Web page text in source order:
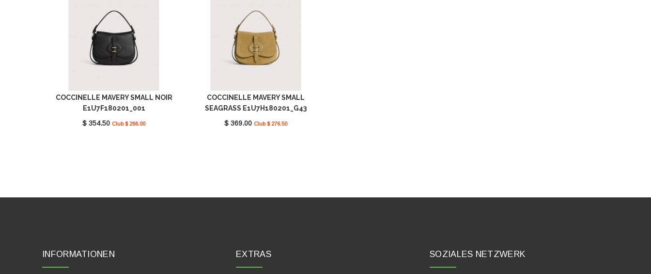
COCCINELLE MAVERY SMALL NOIR
E1U7F180201_001
$ 354.50 Club $ 266.00
COCCINELLE MAVERY SMALL
SEAGRASS E1U7H180201_G43
$ 369.00 Club $ 276.50
INFORMATIONEN EXTRAS SOZIALES NETZWERK